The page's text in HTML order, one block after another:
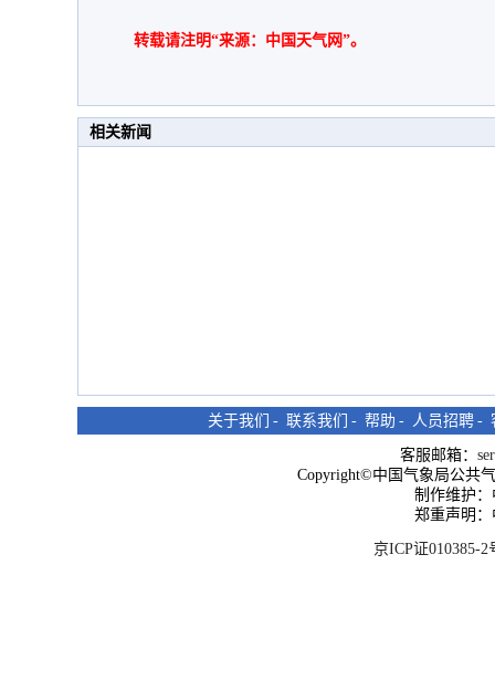
转载请注明“来源：中国天气网”。
相关新闻
关于我们 - 联系我们 - 帮助 - 人员招聘 -
客服邮箱：
Copyright©中国气象局公共
制作维护
郑重声明
京ICP证010385-2